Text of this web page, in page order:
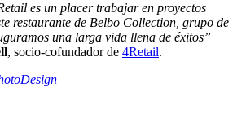
es un placer trabajar en proyectos
restaurante de Belbo Collection, grupo de
una larga vida llena de éxitos”
, socio-cofundador de 4Retail.